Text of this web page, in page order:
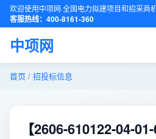
欢迎使用中项网·全国电力拟建项目和招采商
客服热线：400-8161-360
中项网
首页 / 招投标信息
【2606-610122-04-